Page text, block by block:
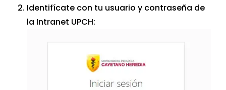
Identifícate con tu usuario y contraseña de
la Intranet UPCH: